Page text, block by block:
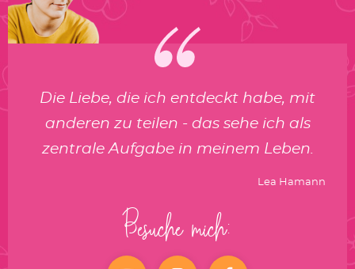
Die Liebe, die ich entdeckt habe, mit
anderen zu teilen - das sehe ich als
zentrale Aufgabe in meinem Leben.
Lea Hamann
Besuche mich:
YouTube Instagramfacebook